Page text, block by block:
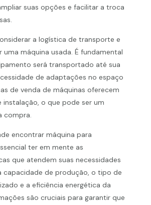
suas opções e facilitar a troca
a logística de transporte e
máquina usada. É fundamental
será transportado até sua
de adaptações no espaço
de venda de máquinas oferecem
instalação, o que pode ser um
compra.
encontrar máquina para
ter em mente as
que atendem suas necessidades
capacidade de produção, o tipo de
e a eficiência energética da
são cruciais para garantir que